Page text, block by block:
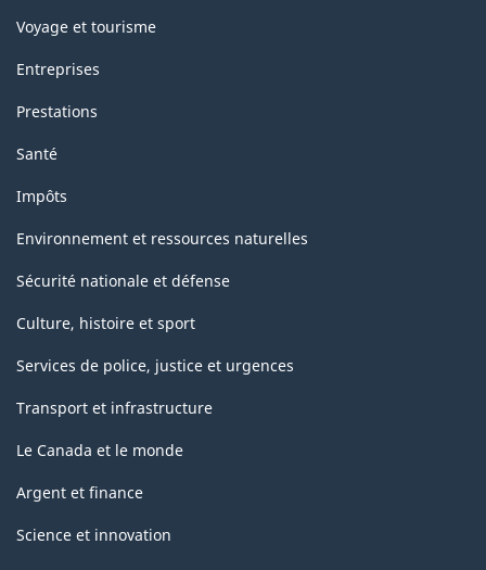
Voyage et tourisme
Entreprises
Prestations
Santé
Impôts
Environnement et ressources naturelles
Sécurité nationale et défense
Culture, histoire et sport
Services de police, justice et urgences
Transport et infrastructure
Le Canada et le monde
Argent et finance
Science et innovation